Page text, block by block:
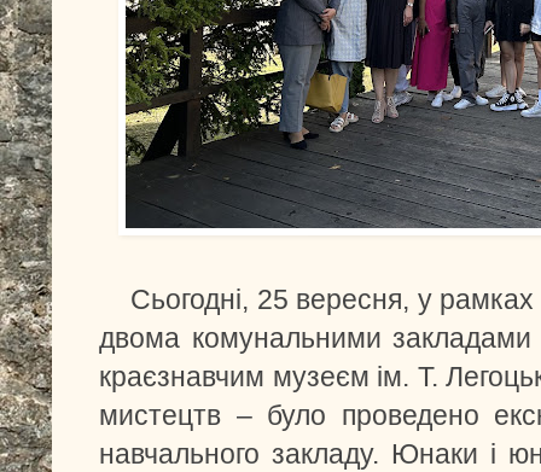
Сьогодні, 25 вересня, у рамках
двома комунальними
краєзнавчим музеєм ім. Т.
мистецтв – було проведено
навчального закладу. Юнаки і